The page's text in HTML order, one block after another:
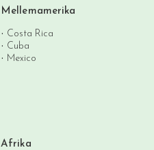
Mellemamerika
Costa Rica
Cuba
Mexico
Afrika